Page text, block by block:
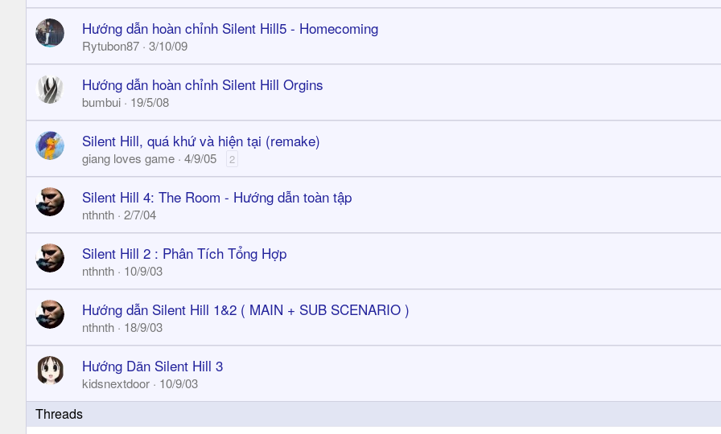
Hướng dẫn hoàn chỉnh Silent Hill5 - Homecoming
Rytubon87 3/10/09
Hướng dẫn hoàn chỉnh Silent Hill Orgins
bumbui 19/5/08
Silent Hill, quá khứ và hiện tại (remake)
giang loves game 4/9/05 2
Silent Hill 4: The Room - Hướng dẫn toàn tập
nthnth 2/7/04
Silent Hill 2 : Phân Tích Tổng Hợp
nthnth 10/9/03
Hướng dẫn Silent Hill 1&2 ( MAIN + SUB SCENARIO )
nthnth 18/9/03
Hướng Dãn Silent Hill 3
kidsnextdoor 10/9/03